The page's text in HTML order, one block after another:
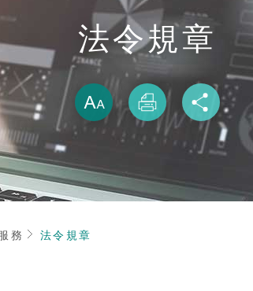
法令規章
放大
列印 分享
務 法令規章